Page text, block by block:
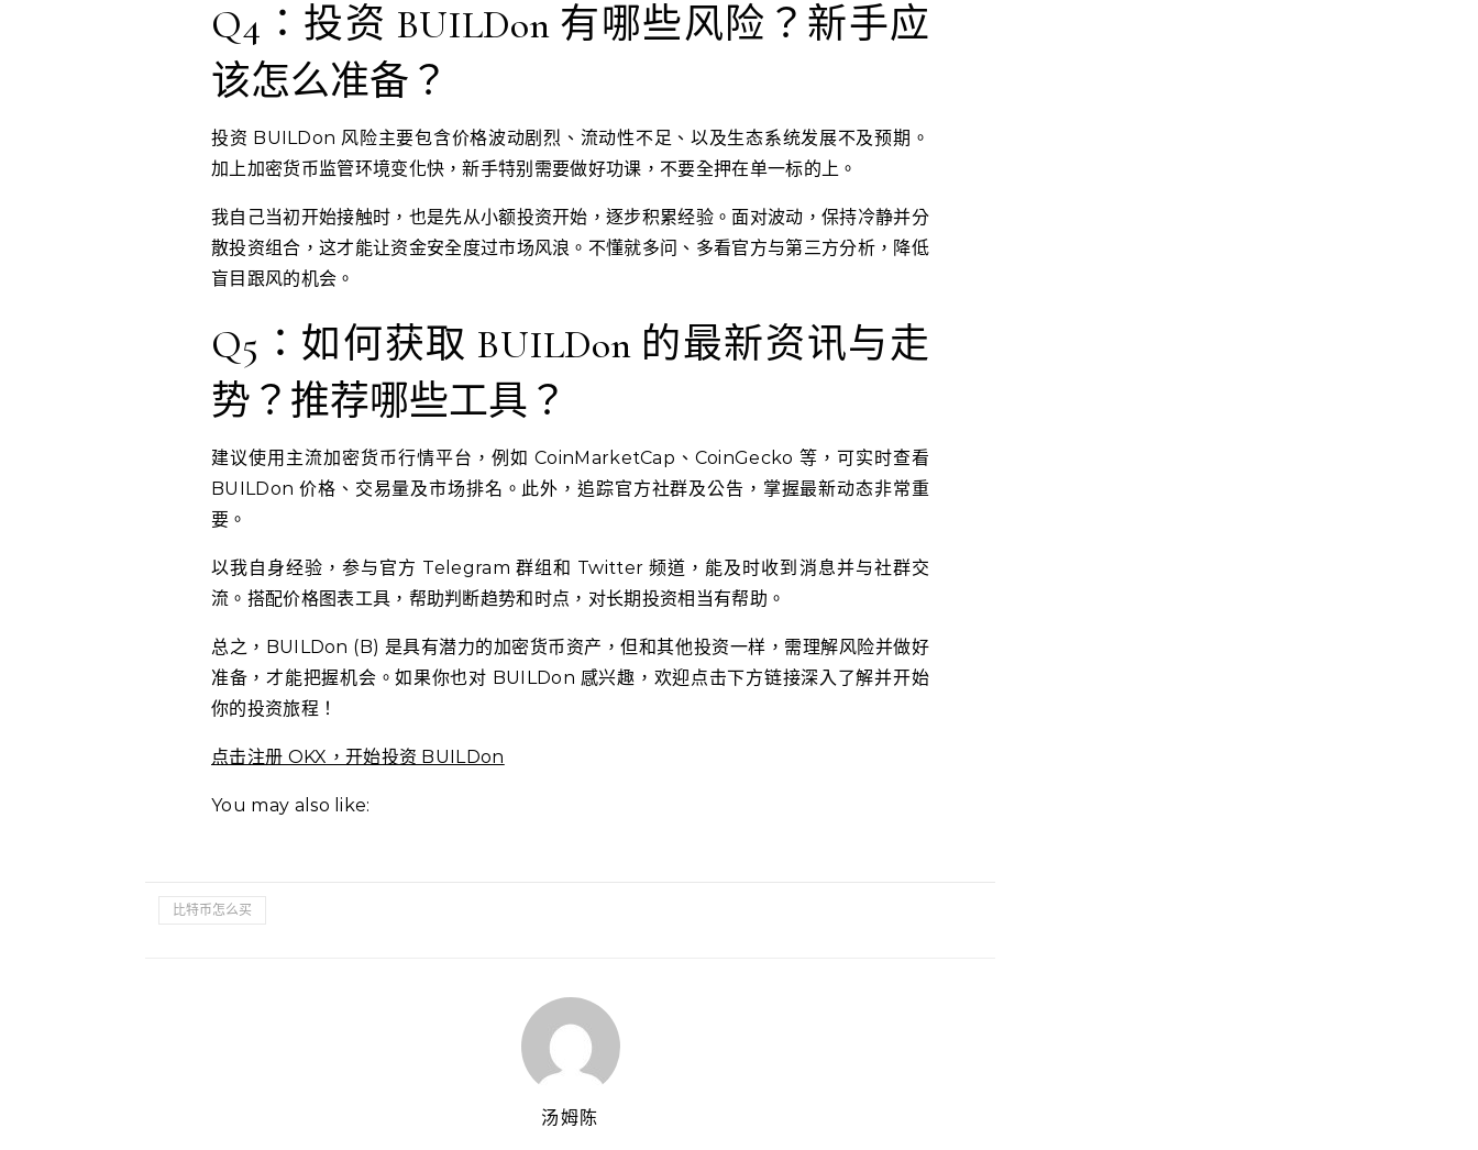
Q4：投资 BUILDon 有哪些风险？新手应
该怎么准备？
投资 BUILDon 风险主要包含价格波动剧烈、流动性不足、以及生态系统发展不及预期。
加上加密货币监管环境变化快，新手特别需要做好功课，不要全押在单一标的上。
我自己当初开始接触时，也是先从小额投资开始，逐步积累经验。面对波动，保持冷静并分
散投资组合，这才能让资金安全度过市场风浪。不懂就多问、多看官方与第三方分析，降低
盲目跟风的机会。
Q5：如何获取 BUILDon 的最新资讯与走
势？推荐哪些工具？
建议使用主流加密货币行情平台，例如 CoinMarketCap、CoinGecko 等，可实时查看
BUILDon 价格、交易量及市场排名。此外，追踪官方社群及公告，掌握最新动态非常重
要。
以我自身经验，参与官方 Telegram 群组和 Twitter 频道，能及时收到消息并与社群交
流。搭配价格图表工具，帮助判断趋势和时点，对长期投资相当有帮助。
总之，BUILDon (B) 是具有潜力的加密货币资产，但和其他投资一样，需理解风险并做好
准备，才能把握机会。如果你也对 BUILDon 感兴趣，欢迎点击下方链接深入了解并开始
你的投资旅程！
点击注册 OKX，开始投资 BUILDon
You may also like:
比特币怎么买
汤姆陈